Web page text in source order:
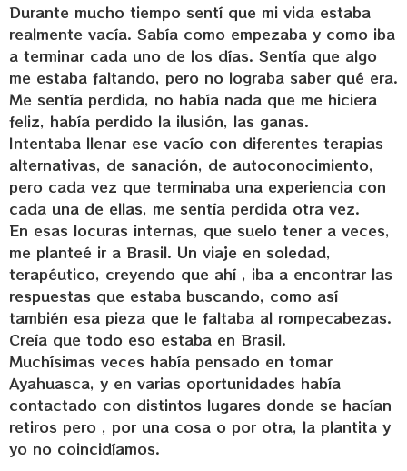
Durante mucho tiempo sentí que mi vida estaba
realmente vacía. Sabía como empezaba y como iba
a terminar cada uno de los días. Sentía que algo
me estaba faltando, pero no lograba saber qué era.
Me sentía perdida, no había nada que me hiciera
feliz, había perdido la ilusión, las ganas.
Intentaba llenar ese vacío con diferentes terapias
alternativas, de sanación, de autoconocimiento,
pero cada vez que terminaba una experiencia con
cada una de ellas, me sentía perdida otra vez.
En esas locuras internas, que suelo tener a veces,
me planteé ir a Brasil. Un viaje en soledad,
terapéutico, creyendo que ahí , iba a encontrar las
respuestas que estaba buscando, como así
también esa pieza que le faltaba al rompecabezas.
Creía que todo eso estaba en Brasil.
Muchísimas veces había pensado en tomar
Ayahuasca, y en varias oportunidades había
contactado con distintos lugares donde se hacían
retiros pero , por una cosa o por otra, la plantita y
yo no coincidíamos.